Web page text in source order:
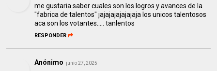
me gustaria saber cuales son los logros y avances de la
"fabrica de talentos" jajajajajajajaja los unicos talentosos
aca son los votantes..... tanlentos
RESPONDER
Anónimo junio 27, 2025